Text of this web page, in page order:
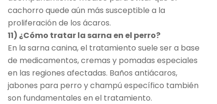
cachorro quede aún más susceptible a la
proliferación de los ácaros.
11) ¿Cómo tratar la sarna en el perro?
En la sarna canina, el tratamiento suele ser a base
de medicamentos, cremas y pomadas especiales
en las regiones afectadas. Baños antiácaros,
jabones para perro y champú específico también
son fundamentales en el tratamiento.